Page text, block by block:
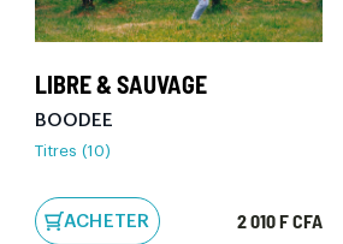
LIBRE & SAUVAGE
BOODEE
Titres (10)
ACHETER 2 010 F CFA